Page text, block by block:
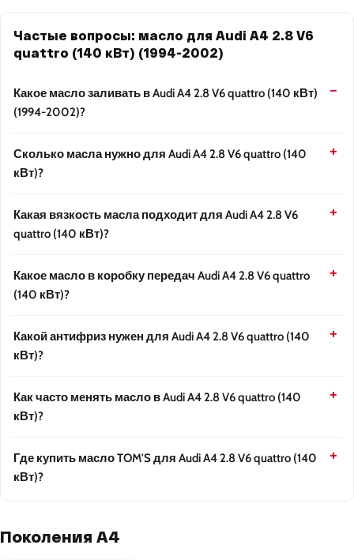
Частые вопросы: масло для Audi A4 2.8 V6
quattro (140 кВт) (1994-2002)
Какое масло заливать в Audi A4 2.8 V6 quattro (140 кВт)
(1994-2002)?
Сколько масла нужно для Audi A4 2.8 V6 quattro (140
кВт)?
Какая вязкость масла подходит для Audi A4 2.8 V6
quattro (140 кВт)?
Какое масло в коробку передач Audi A4 2.8 V6 quattro
(140 кВт)?
Какой антифриз нужен для Audi A4 2.8 V6 quattro (140
кВт)?
Как часто менять масло в Audi A4 2.8 V6 quattro (140
кВт)?
Где купить масло TOM'S для Audi A4 2.8 V6 quattro (140
кВт)?
Поколения A4